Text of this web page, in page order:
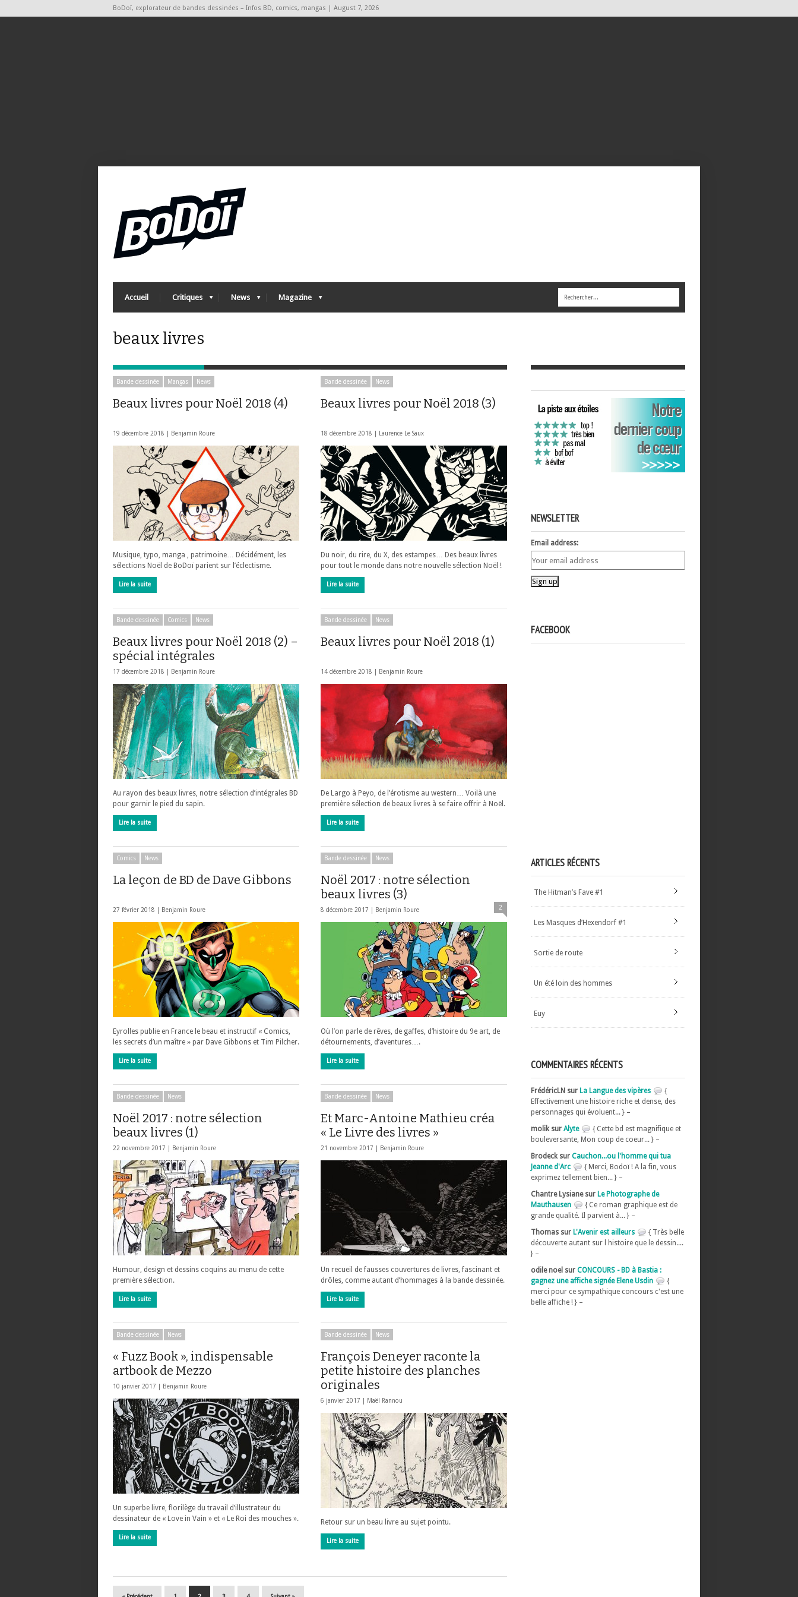
BoDoï, explorateur de bandes dessinées – Infos BD, comics, mangas | August 7, 2026
Accueil Critiques News Magazine
beaux livres
Bande dessinée Mangas News
Beaux livres pour Noël 2018 (4)
19 décembre 2018 | Benjamin Roure
Musique, typo, manga , patrimoine… Décidément, les
sélections Noël de BoDoï parient sur l’éclectisme.
Lire la suite
Bande dessinée News
Beaux livres pour Noël 2018 (3)
18 décembre 2018 | Laurence Le Saux
Du noir, du rire, du X, des estampes… Des beaux livres
pour tout le monde dans notre nouvelle sélection Noël !
Lire la suite
Bande dessinée Comics News
Beaux livres pour Noël 2018 (2) –
spécial intégrales
17 décembre 2018 | Benjamin Roure
Au rayon des beaux livres, notre sélection d’intégrales BD
pour garnir le pied du sapin.
Lire la suite
Bande dessinée News
Beaux livres pour Noël 2018 (1)
14 décembre 2018 | Benjamin Roure
De Largo à Peyo, de l’érotisme au western… Voilà une
première sélection de beaux livres à se faire offrir à Noël.
Lire la suite
Comics News
La leçon de BD de Dave Gibbons
27 février 2018 | Benjamin Roure
Eyrolles publie en France le beau et instructif « Comics,
les secrets d’un maître » par Dave Gibbons et Tim Pilcher.
Lire la suite
Bande dessinée News
Noël 2017 : notre sélection
beaux livres (3)
8 décembre 2017 | Benjamin Roure 2
Où l’on parle de rêves, de gaffes, d’histoire du 9e art, de
détournements, d’aventures….
Lire la suite
Bande dessinée News
Noël 2017 : notre sélection
beaux livres (1)
22 novembre 2017 | Benjamin Roure
Humour, design et dessins coquins au menu de cette
première sélection.
Lire la suite
Bande dessinée News
Et Marc-Antoine Mathieu créa
« Le Livre des livres »
21 novembre 2017 | Benjamin Roure
Un recueil de fausses couvertures de livres, fascinant et
drôles, comme autant d’hommages à la bande dessinée.
Lire la suite
Bande dessinée News
« Fuzz Book », indispensable
artbook de Mezzo
10 janvier 2017 | Benjamin Roure
Un superbe livre, florilège du travail d’illustrateur du
dessinateur de « Love in Vain » et « Le Roi des mouches ».
Lire la suite
Bande dessinée News
François Deneyer raconte la
petite histoire des planches
originales
6 janvier 2017 | Maël Rannou
Retour sur un beau livre au sujet pointu.
Lire la suite
NEWSLETTER
Email address:
FACEBOOK
ARTICLES RÉCENTS
The Hitman’s Fave #1
Les Masques d’Hexendorf #1
Sortie de route
Un été loin des hommes
Euy
COMMENTAIRES RÉCENTS
FrédéricLN sur La Langue des vipères
{
Effectivement une histoire riche et dense, des
personnages qui évoluent... } –
molik sur Alyte
{ Cette bd est magnifique et
bouleversante, Mon coup de coeur... } –
Brodeck sur Cauchon...ou l'homme qui tua
Jeanne d'Arc
{ Merci, Bodoï ! A la fin, vous
exprimez tellement bien... } –
Chantre Lysiane sur Le Photographe de
Mauthausen
{ Ce roman graphique est de
grande qualité. Il parvient à... } –
Thomas sur L'Avenir est ailleurs
{ Très belle
découverte autant sur l histoire que le dessin....
} –
odile noel sur CONCOURS - BD à Bastia :
gagnez une affiche signée Elene Usdin
{
merci pour ce sympathique concours c'est une
belle affiche ! } –